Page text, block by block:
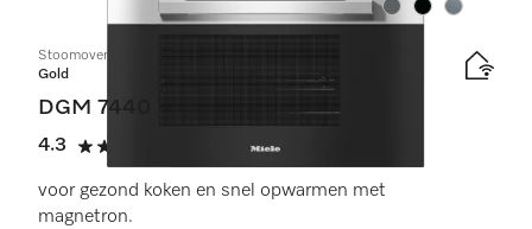
Kleur:Kleur:Kleur:
Stoomoven met magnetron
Gold
DGM 7440
4.3
4.3 sterren op 5
(3 beoordelingen)
voor gezond koken en snel opwarmen met
magnetron.